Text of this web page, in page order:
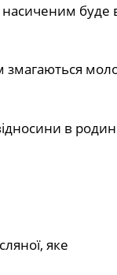
насиченим буде
змагаються
в
яке